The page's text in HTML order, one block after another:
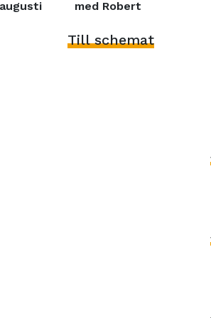
augusti med Robert
Till schemat